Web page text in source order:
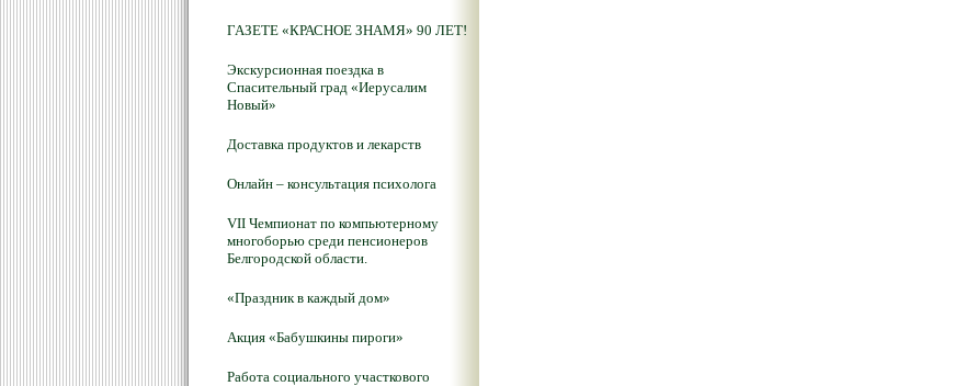
ГАЗЕТЕ «КРАСНОЕ ЗНАМЯ» 90 ЛЕТ!
Экскурсионная поездка в
Спасительный град «Иерусалим
Новый»
Доставка продуктов и лекарств
Онлайн – консультация психолога
VII Чемпионат по компьютерному
многоборью среди пенсионеров
Белгородской области.
«Праздник в каждый дом»
Акция «Бабушкины пироги»
Работа социального участкового